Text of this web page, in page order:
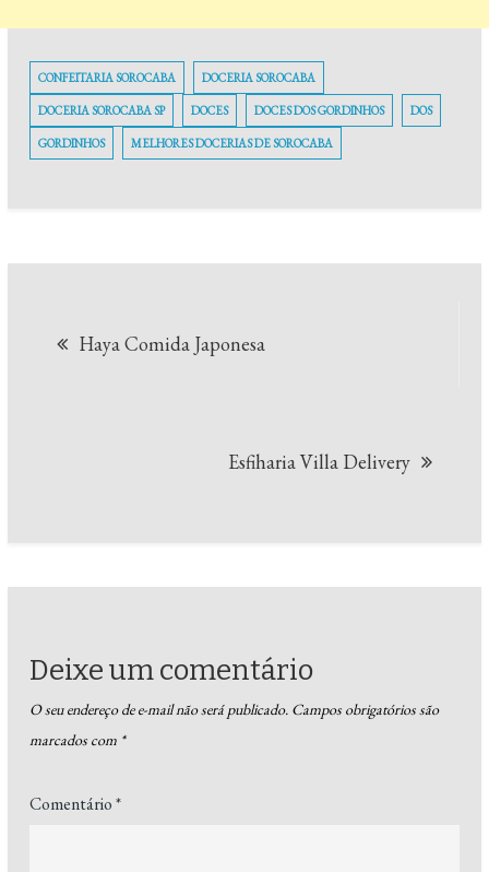
CONFEITARIA SOROCABA DOCERIA SOROCABA
DOCERIA SOROCABA SP DOCES DOCES DOS GORDINHOS DOS
GORDINHOS MELHORES DOCERIAS DE SOROCABA
Haya Comida Japonesa
Esfiharia Villa Delivery
Deixe um comentário
O seu endereço de e-mail não será publicado. Campos obrigatórios são
marcados com *
Comentário*